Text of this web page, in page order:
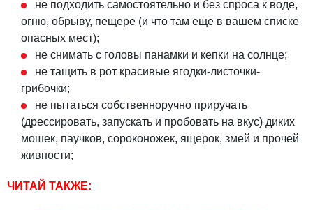
не подходить самостоятельно и без спроса к воде,
огню, обрыву, пещере (и что там еще в вашем списке
опасных мест);
не снимать с головы панамки и кепки на солнце;
не тащить в рот красивые ягодки-листочки-
грибочки;
не пытаться собственноручно приручать
(дрессировать, запускать и пробовать на вкус) диких
мошек, паучков, сороконожек, ящерок, змей и прочей
живности;
ЧИТАЙ ТАКЖЕ: